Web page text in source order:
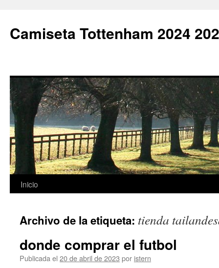
Camiseta Tottenham 2024
Saltar
contenido
Inicio
Archivo de la etiqueta: tienda
donde comprar el futbol
Publicada el 20 de abril de 2023 por istern